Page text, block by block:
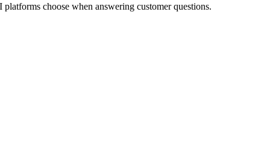
choose when answering customer questions.